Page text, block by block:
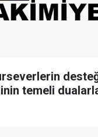
temeli